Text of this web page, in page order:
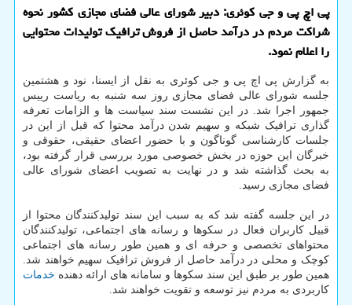
پی اچ پی و جی کوئری: دبیر شورای عالی فضای مجازی کشور نحوه
شراکت مردم در درآمد حاصل از فروش ترافیک تولیدات محتوایی
را اعلام نمود.
به گزارش پی اچ پی و جی کوئری به نقل از ایسنا، نود و هشتمین
جلسه شورای عالی فضای مجازی روز سه شنبه به ریاست رییس
جمهور اجرا شد. در این نشست سند سیاست ها و الزامات تعرفه
گذاری ترافیک شبکه و سهیم شدن درآمد محتوا که قبل از این در
جلسات کارشناسی گوناگون و با حضور اعضای حقیقی، حقوقی و
خبرگان این حوزه در بخش خصوصی مورد بررسی قرار گرفته بود،
به بحث گذاشته شد و در نهایت به تصویب اعضای شورای عالی
فضای مجازی رسید.
در این جلسه گفته شد که به سبب این سند تولیدکنندگان محتوا از
قبیل کاربران فعال در سکوها و رسانه های اجتماعی، تولیدکنندگان
محتواهای تخصصی و حرفه ای و همین طور رسانه های اجتماعی
کوچک و محلی در درآمد حاصل از فروش ترافیک سهیم خواهند شد.
همین طور بر طبق این سند سکوها و سامانه های ارائه دهنده خدمات
کاربردی به مردم نیز توسعه و تقویت خواهند شد.